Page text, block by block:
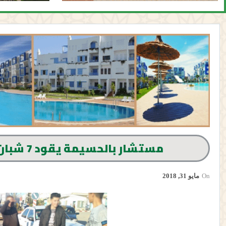
مستشار بالحسيمة يقود 7 شبان للاعتقال بسبب مقاطعتهم السمك
On مايو 31, 2018